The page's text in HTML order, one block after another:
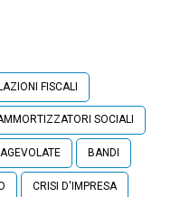
FISCALI
SOCIALI
BANDI
CRISI D'IMPRESA